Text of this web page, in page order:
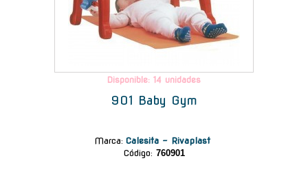
Disponible: 14 unidades
901 Baby Gym
Marca: Calesita - Rivaplast
Código: 760901